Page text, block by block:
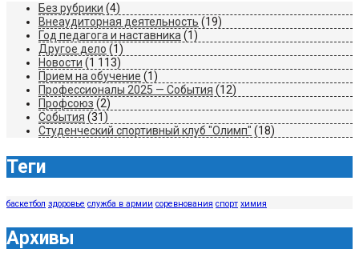
Без рубрики (4)
Внеаудиторная деятельность (19)
Год педагога и наставника (1)
Другое дело (1)
Новости (1 113)
Прием на обучение (1)
Профессионалы 2025 — События (12)
Профсоюз (2)
События (31)
Студенческий спортивный клуб "Олимп" (18)
Теги
баскетбол здоровье служба в армии соревнования спорт химия
Архивы